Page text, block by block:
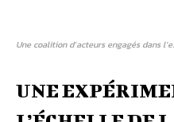
Une coalition d’acteurs engagés dans
UNE